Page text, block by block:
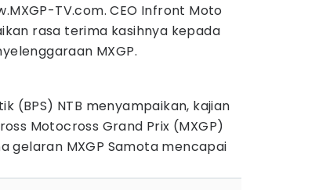
TV.com. CEO Infront Moto
rasa terima kasihnya kepada
MXGP.
(BPS) NTB menyampaikan, kajian
Motocross Grand Prix (MXGP)
gelaran MXGP Samota mencapai